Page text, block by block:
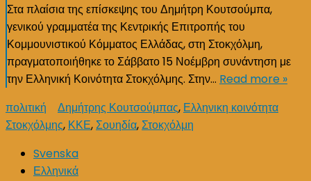
Στα πλαίσια της επίσκεψης του Δημήτρη Κουτσούμπα,
γενικού γραμματέα της Κεντρικής Επιτροπής του
Κομμουνιστικού Κόμματος Ελλάδας, στη Στοκχόλμη,
πραγματοποιήθηκε το Σάββατο 15 Νοέμβρη συνάντηση με
την Ελληνική Κοινότητα Στοκχόλμης. Στην… Read more »
πολιτική
Δημήτρης Κουτσούμπας, Ελληνικη κοινότητα
Στοκχόλμης, ΚΚΕ,Σουηδία,Στοκχόλμη
Svenska
Ελληνικά